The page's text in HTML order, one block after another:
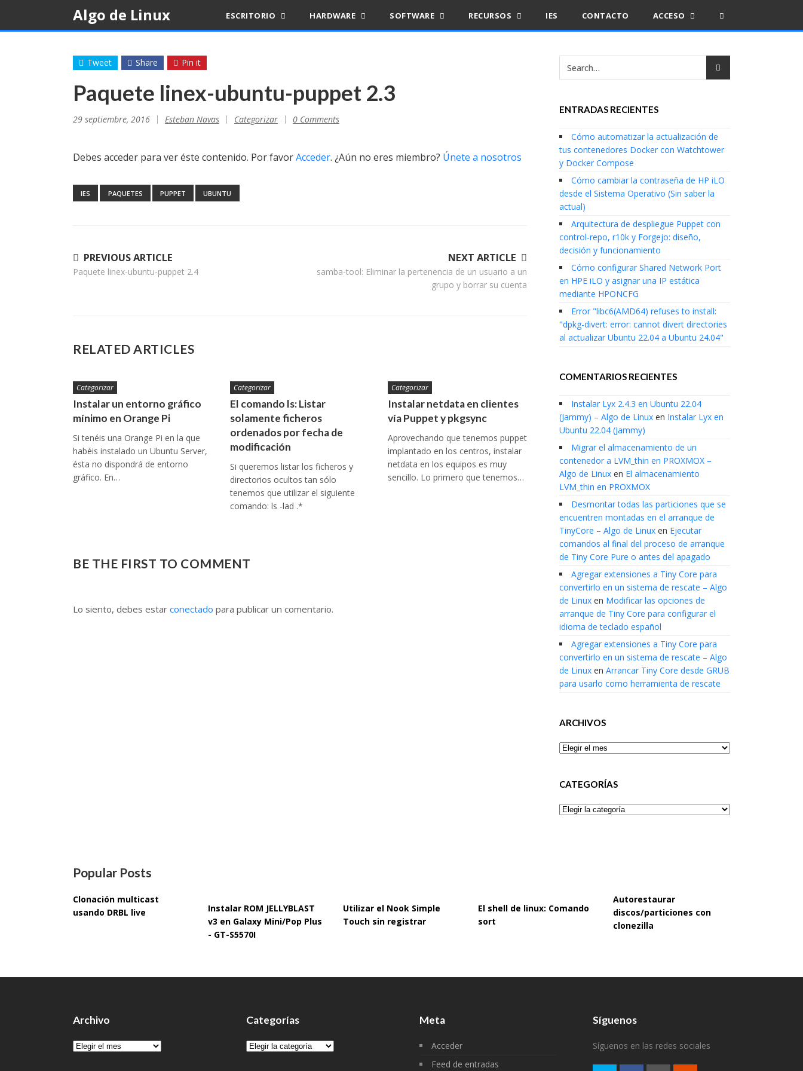
content
Algo de Linux ESCRITORIO HARDWARE SOFTWARE RECURSOS IES CONTACTO ACCESO
Tweet Share Pin it
Paquete linex-ubuntu-puppet 2.3
29 septiembre, 2016 Esteban Navas Categorizar 0 Comments
Debes acceder para ver éste contenido. Por favorAcceder. ¿Aún no eres miembro? Únete a nosotros
IES PAQUETES PUPPET UBUNTU
Navegación
de
NEXT ARTICLE
samba-tool: Eliminar la pertenencia de un usuario a un
grupo y borrar su cuenta
PREVIOUS ARTICLE
Paquete linex-ubuntu-puppet 2.4
RELATED ARTICLES
Categorizar
Instalar un entorno gráfico
mínimo en Orange Pi
Si tenéis una Orange Pi en la que
habéis instalado un Ubuntu Server,
ésta no dispondrá de entorno
gráfico. En…
Categorizar
El comando ls: Listar
solamente ficheros
ordenados por fecha de
modificación
Si queremos listar los ficheros y
directorios ocultos tan sólo
tenemos que utilizar el siguiente
comando: ls -lad .*
Categorizar
Instalar netdata en clientes
vía Puppet y pkgsync
Aprovechando que tenemos puppet
implantado en los centros, instalar
netdata en los equipos es muy
sencillo. Lo primero que tenemos…
BE THE FIRST TO COMMENT
Lo siento, debes estar conectado para publicar un comentario.
ENTRADAS RECIENTES
Cómo automatizar la actualización de
tus contenedores Docker con Watchtower
y Docker Compose
Cómo cambiar la contraseña de HP iLO
desde el Sistema Operativo (Sin saber la
actual)
Arquitectura de despliegue Puppet con
control-repo, r10k y Forgejo: diseño,
decisión y funcionamiento
Cómo configurar Shared Network Port
en HPE iLO y asignar una IP estática
mediante HPONCFG
Error "libc6(AMD64) refuses to install:
"dpkg-divert: error: cannot divert directories
al actualizar Ubuntu 22.04 a Ubuntu 24.04"
COMENTARIOS RECIENTES
Instalar Lyx 2.4.3 en Ubuntu 22.04
(Jammy) – Algo de Linux en Instalar Lyx en
Ubuntu 22.04 (Jammy)
Migrar el almacenamiento de un
contenedor a LVM_thin en PROXMOX –
Algo de Linux en El almacenamiento
LVM_thin en PROXMOX
Desmontar todas las particiones que se
encuentren montadas en el arranque de
TinyCore – Algo de Linux en Ejecutar
comandos al final del proceso de arranque
de Tiny Core Pure o antes del apagado
Agregar extensiones a Tiny Core para
convertirlo en un sistema de rescate – Algo
de Linux en Modificar las opciones de
arranque de Tiny Core para configurar el
idioma de teclado español
Agregar extensiones a Tiny Core para
convertirlo en un sistema de rescate – Algo
de Linux en Arrancar Tiny Core desde GRUB
para usarlo como herramienta de rescate
ARCHIVOS
Archivos
CATEGORÍAS
Categorías
Popular Posts
Clonación multicast
usando DRBL live
Instalar ROM JELLYBLAST
v3 en Galaxy Mini/Pop Plus
- GT-S5570I
Utilizar el Nook Simple
Touch sin registrar
El shell de linux: Comando
sort
Autorestaurar
discos/particiones con
clonezilla
Archivo
Archivo
Categorías
Categorías
Meta
Acceder
Feed de entradas
Síguenos
Síguenos en las redes sociales